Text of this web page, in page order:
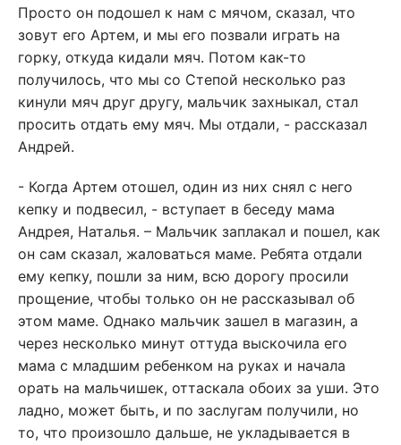
Просто он подошел к нам с мячом, сказал, что
зовут его Артем, и мы его позвали играть на
горку, откуда кидали мяч. Потом как-то
получилось, что мы со Степой несколько раз
кинули мяч друг другу, мальчик захныкал, стал
просить отдать ему мяч. Мы отдали, - рассказал
Андрей.
- Когда Артем отошел, один из них снял с него
кепку и подвесил, - вступает в беседу мама
Андрея, Наталья. – Мальчик заплакал и пошел, как
он сам сказал, жаловаться маме. Ребята отдали
ему кепку, пошли за ним, всю дорогу просили
прощение, чтобы только он не рассказывал об
этом маме. Однако мальчик зашел в магазин, а
через несколько минут оттуда выскочила его
мама с младшим ребенком на руках и начала
орать на мальчишек, оттаскала обоих за уши. Это
ладно, может быть, и по заслугам получили, но
то, что произошло дальше, не укладывается в